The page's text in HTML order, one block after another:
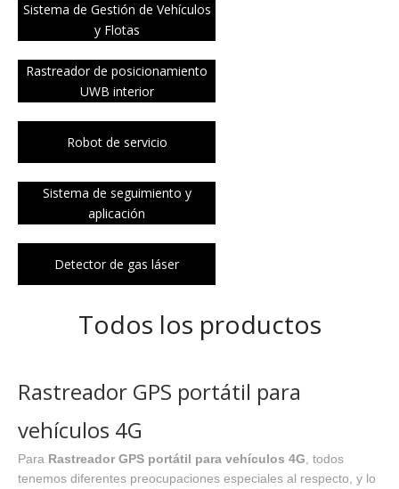
Sistema de Gestión de Vehículos
y Flotas
Rastreador de posicionamiento
UWB interior
Robot de servicio
Sistema de seguimiento y
aplicación
Detector de gas láser
Todos los productos
Rastreador GPS portátil para
vehículos 4G
Para Rastreador GPS portátil para vehículos 4G , todos
tenemos diferentes preocupaciones especiales al respecto, y lo